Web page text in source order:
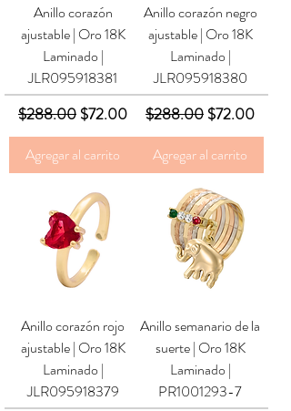
Anillo corazón
ajustable | Oro 18K
Laminado |
JLR095918381
Precio
$288.00 Precio de oferta
$72.00
Agregar al carrito
Anillo corazón negro
ajustable | Oro 18K
Laminado |
JLR095918380
Precio
$288.00 Precio de
$72.00
Agregar al carrito
Anillo corazón rojo
ajustable | Oro 18K
Laminado |
JLR095918379
Anillo semanario de la
suerte | Oro 18K
Laminado |
PR1001293-7